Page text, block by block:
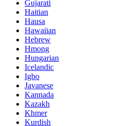
Gujarati
Haitian
Hausa
Hawaiian
Hebrew
Hmong
Hungarian
Icelandic
Igbo
Javanese
Kannada
Kazakh
Khmer
Kurdish